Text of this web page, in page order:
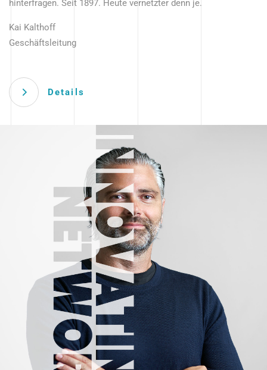
hinterfragen. Seit 1897. Heute vernetzter denn je.
Kai Kalthoff
Geschäftsleitung
Details